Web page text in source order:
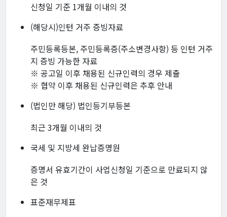
신청일 기준 1개월 이내의 것
(해당시)인턴 거주 증빙자료
주민등록등본, 주민등록증(주소변경사항) 등 인턴 거주
지 증빙 가능한 자료
※ 공고일 이후 채용된 신규인력의 경우 제출
※ 협약 이후 채용된 신규인력은 추후 안내
(법인만 해당) 법인등기부등본
최근 3개월 이내의 것
국세 및 지방세 완납증명원
증명서 유효기간이 사업신청일 기준으로 만료되지 않
은 것
표준재무제표